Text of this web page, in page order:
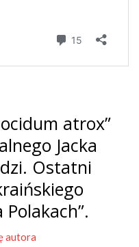
atrox”
Jacka
Ostatni
autora